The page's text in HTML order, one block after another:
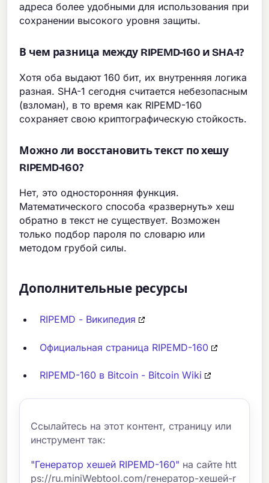
адреса более удобными для использования при
сохранении высокого уровня защиты.
В чем разница между RIPEMD-160 и SHA-1?
Хотя оба выдают 160 бит, их внутренняя логика
разная. SHA-1 сегодня считается небезопасным
(взломан), в то время как RIPEMD-160
сохраняет свою криптографическую стойкость.
Можно ли восстановить текст по хешу
RIPEMD-160?
Нет, это односторонняя функция.
Математического способа «развернуть» хеш
обратно в текст не существует. Возможен
только подбор пароля по словарю или
методом грубой силы.
Дополнительные ресурсы
RIPEMD - Википедия
Официальная страница RIPEMD-160
RIPEMD-160 в Bitcoin - Bitcoin Wiki
Ссылайтесь на этот контент, страницу или
инструмент так:
"Генератор хешей RIPEMD-160" на сайте htt
ps://ru.miniWebtool.com/генератор-хешей-r